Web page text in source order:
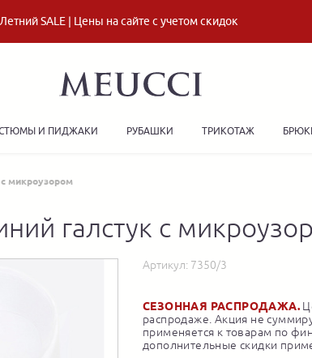
Летний SALE | Цены на сайте с учетом скидок
И ПИДЖАКИ РУБАШКИ ТРИКОТАЖ
с микроузором
галстук с
Артикул: 7350/3
СЕЗОННАЯ РАСПРОДАЖА.
распродаже. Акция не
применяется к товарам по
дополнительные скидки